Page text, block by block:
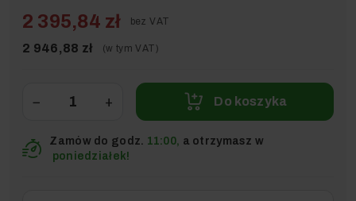
2 395,84 zł bez VAT
2 946,88 zł (w tym VAT)
− + Do koszyka
Zamów do godz. 11:00, a otrzymasz w
poniedziałek!